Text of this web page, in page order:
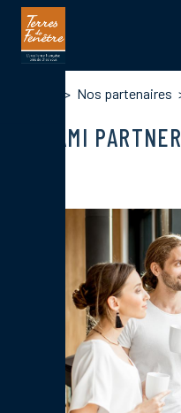
Aller
contenu
principale
Nos partenaires
SCAMI PARTNER